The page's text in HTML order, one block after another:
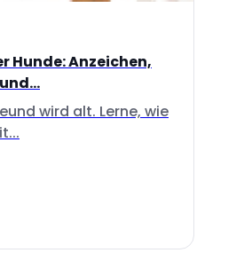
Hunde: Anzeichen,
wird alt. Lerne, wie